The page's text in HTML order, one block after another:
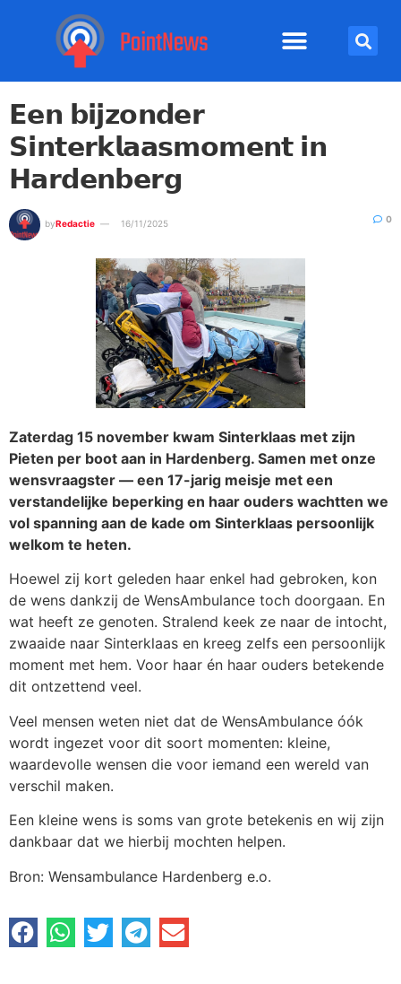
𝗘𝗲𝗻 𝗯𝗶𝗷𝘇𝗼𝗻𝗱𝗲𝗿
𝗦𝗶𝗻𝘁𝗲𝗿𝗸𝗹𝗮𝗮𝘀𝗺𝗼𝗺𝗲𝗻𝘁 𝗶𝗻
𝗛𝗮𝗿𝗱𝗲𝗻𝗯𝗲𝗿𝗴
byRedactie 16/11/2025 0
Zaterdag 15 november kwam Sinterklaas met zijn
Pieten per boot aan in Hardenberg. Samen met onze
wensvraagster — een 17-jarig meisje met een
verstandelijke beperking en haar ouders wachtten we
vol spanning aan de kade om Sinterklaas persoonlijk
welkom te heten.
Hoewel zij kort geleden haar enkel had gebroken, kon
de wens dankzij de WensAmbulance toch doorgaan. En
wat heeft ze genoten. Stralend keek ze naar de intocht,
zwaaide naar Sinterklaas en kreeg zelfs een persoonlijk
moment met hem. Voor haar én haar ouders betekende
dit ontzettend veel.
Veel mensen weten niet dat de WensAmbulance óók
wordt ingezet voor dit soort momenten: kleine,
waardevolle wensen die voor iemand een wereld van
verschil maken.
Een kleine wens is soms van grote betekenis en wij zijn
dankbaar dat we hierbij mochten helpen.
Bron: Wensambulance Hardenberg e.o.